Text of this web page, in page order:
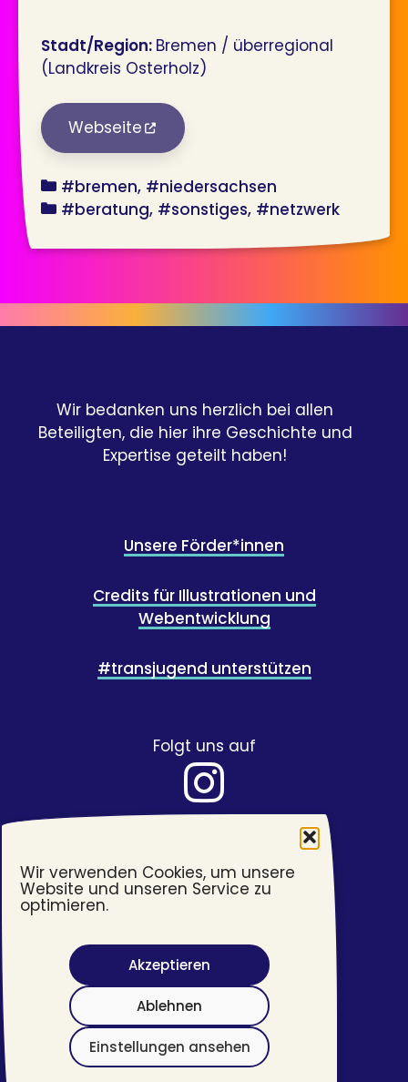
Wir verwenden Cookies, um unsere
Website und unseren Service zu
optimieren.
Akzeptieren
Ablehnen
Einstellungen ansehen
Stadt/Region: Bremen / überregional
(Landkreis Osterholz)
Webseite
bundesland
#bremen #niedersachsen
angebot
#beratung #sonstiges #netzwerk
Wir bedanken uns herzlich bei allen
Beteiligten, die hier ihre Geschichte und
Expertise geteilt haben!
Unsere Förder*innen
Credits für Illustrationen und
Webentwicklung
#transjugend unterstützen
Folgt uns auf
Barrierefreiheit
Impressum
Datenschutzerklärung